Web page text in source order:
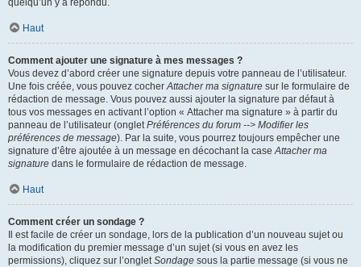
quelqu’un y a répondu.
Haut
Comment ajouter une signature à mes messages ?
Vous devez d’abord créer une signature depuis votre panneau de l’utilisateur.
Une fois créée, vous pouvez cocherAttacher ma signature sur le formulaire de
rédaction de message. Vous pouvez aussi ajouter la signature par défaut à
tous vos messages en activant l’option « Attacher ma signature » à partir du
panneau de l’utilisateur (ongletPréférences du forum --> Modifier les
préférences de message). Par la suite, vous pourrez toujours empêcher une
signature d’être ajoutée à un message en décochant la caseAttacher ma
signature dans le formulaire de rédaction de message.
Haut
Comment créer un sondage ?
Il est facile de créer un sondage, lors de la publication d’un nouveau sujet ou
la modification du premier message d’un sujet (si vous en avez les
permissions), cliquez sur l’ongletSondage sous la partie message (si vous ne